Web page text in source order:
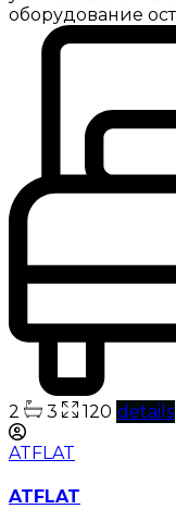
оборудование
2 3 120 details
ATFLAT
ATFLAT